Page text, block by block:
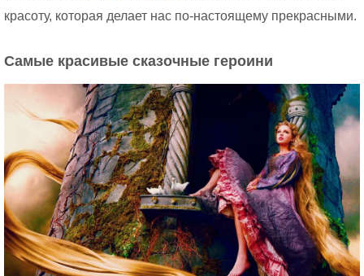
красоту, которая делает нас по-настоящему прекрасными.
Самые красивые сказочные героини